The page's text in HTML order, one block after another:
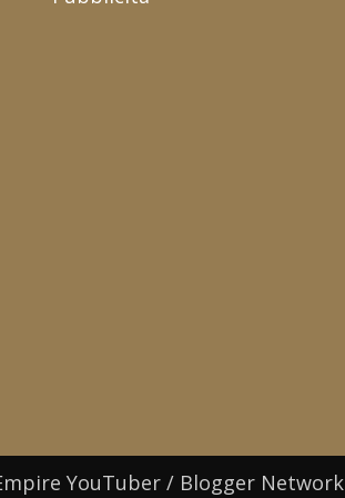
YouTuber / Blogger Network